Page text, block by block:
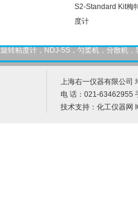
S2-Standard Kit梅
度计
旋转粘度计，NDJ-5S，匀桨机，分散机
上海右一仪器有限公司
电 话：021-63462955
技术支持： 化工仪器网